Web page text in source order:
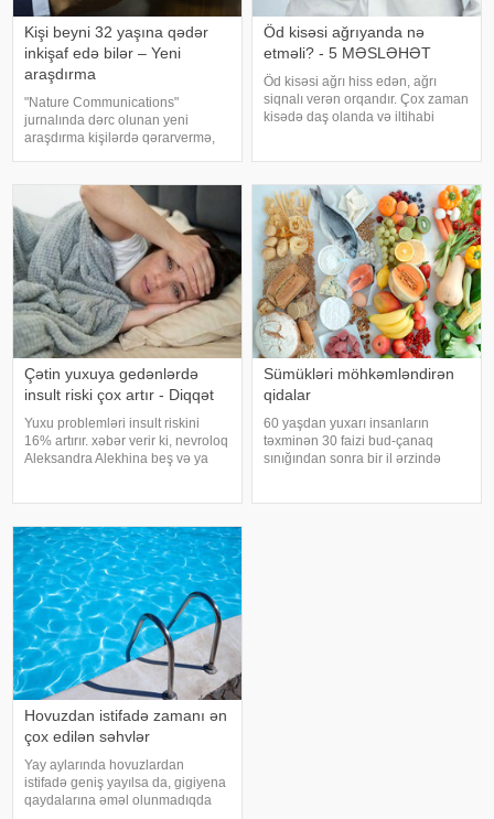
Kişi beyni 32 yaşına qədər
inkişaf edə bilər – Yeni
araşdırma
"Nature Communications"
jurnalında dərc olunan yeni
araşdırma kişilərdə qərarvermə,
olan beyin nahiyələrinin orta
hesabla 32 yaşına qədər inkişa
Öd kisəsi ağrıyanda nə
etməli? - 5 MƏSLƏHƏT
Öd kisəsi ağrı hiss edən, ağrı
siqnalı verən orqandır. Çox zaman
kisədə daş olanda və iltihabi
bu zaman hətta ağrıkəsic
Çətin yuxuya gedənlərdə
insult riski çox artır - Diqqət
Yuxu problemləri insult riskini
16% artırır. xəbər verir ki, nevroloq
Aleksandra Alekhina beş və ya
artdığını deyib. İnsult ciddi və
həyat
Sümükləri möhkəmləndirən
qidalar
60 yaşdan yuxarı insanların
təxminən 30 faizi bud-çanaq
sınığından sonra bir il ərzində
Hovuzdan istifadə zamanı ən
çox edilən səhvlər
Yay aylarında hovuzlardan
istifadə geniş yayılsa da, gigiyena
qaydalarına əməl olunmadıqda